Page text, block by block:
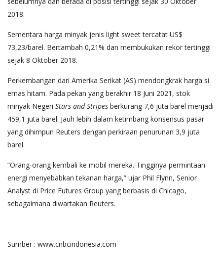
2018.
Sementara harga minyak jenis light sweet tercatat US$
73,23/barel. Bertambah 0,21% dan membukukan rekor tertinggi
sejak 8 Oktober 2018.
Perkembangan dari Amerika Serikat (AS) mendongkrak harga si
emas hitam. Pada pekan yang berakhir 18 Juni 2021, stok
minyak Negeri Stars and Stripes berkurang 7,6 juta barel menjadi
459,1 juta barel. Jauh lebih dalam ketimbang konsensus pasar
yang dihimpun Reuters dengan perkiraan penurunan 3,9 juta
barel.
“Orang-orang kembali ke mobil mereka. Tingginya permintaan
energi menyebabkan tekanan harga,” ujar Phil Flynn, Senior
Analyst di Price Futures Group yang berbasis di Chicago,
sebagaimana diwartakan Reuters.
Sumber : www.cnbcindonesia.com